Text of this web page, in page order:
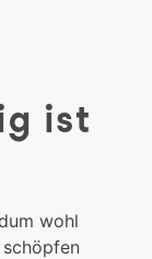
ist
wohl